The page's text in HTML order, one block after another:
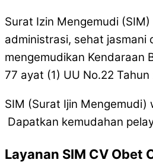
Surat Izin Mengemudi
administrasi, sehat jasmani
mengemudikan Kendaraan
77 ayat (1) UU No.22
SIM (Surat Ijin
Dapatkan kemudahan
Layanan SIM CV Obet